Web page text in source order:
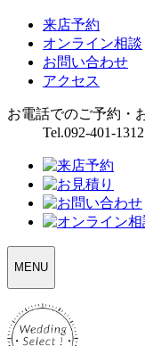
来店予約
オンライン相談
お問い合わせ
アクセス
お電話でのご予約・
Tel.092-401-1312
SELECT
MENU